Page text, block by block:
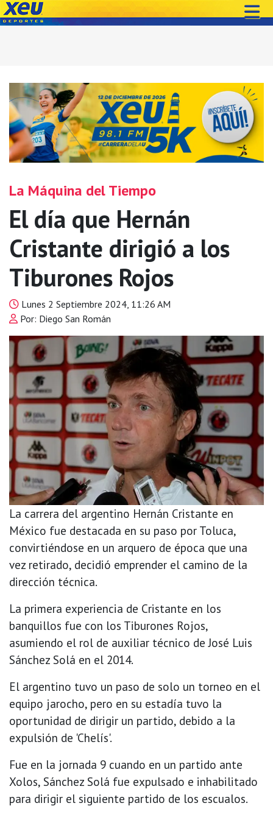
La Máquina del Tiempo
El día que Hernán
Cristante dirigió a los
Tiburones Rojos
Lunes 2 Septiembre 2024, 11:26 AM
Por: Diego San Román
La carrera del argentino Hernán Cristante en
México fue destacada en su paso por Toluca,
convirtiéndose en un arquero de época que una
vez retirado, decidió emprender el camino de la
dirección técnica.
La primera experiencia de Cristante en los
banquillos fue con los Tiburones Rojos,
asumiendo el rol de auxiliar técnico de José Luis
Sánchez Solá en el 2014.
El argentino tuvo un paso de solo un torneo en el
equipo jarocho, pero en su estadía tuvo la
oportunidad de dirigir un partido, debido a la
expulsión de 'Chelís'.
Fue en la jornada 9 cuando en un partido ante
Xolos, Sánchez Solá fue expulsado e inhabilitado
para dirigir el siguiente partido de los escualos.